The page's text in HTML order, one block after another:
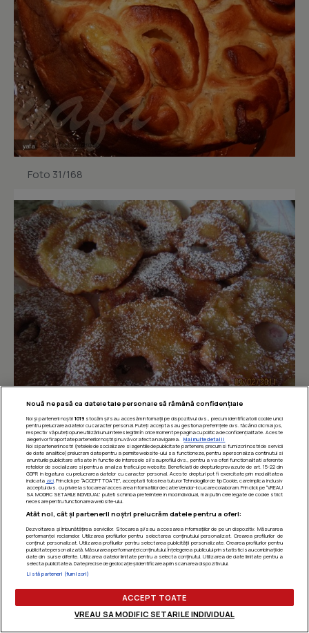
Foto 31/168
Foto 32/168
Nouă ne pasă ca datele tale personale să rămână confidențiale
Noi și partenerii noștri 1019stocăm și/sau accesăm informații pe dispozitivul dvs., precum identificatorii cookie unici
pentru prelucrarea datelor cu caracter personal. Puteți accepta sau gestiona preferințele dvs. făcând clic mai jos,
respectiv vă puteți opune utilizării unui interes legitim în orice moment pe pagina cu politica de confidențialitate. Aceste
alegeri vor fi raportate partenerilor noștri și nu vă vor afecta navigarea.
Mai multe detalii
Noi si partenerii nostri (retelele de socializare si agentiile de publicitate partenere, precum si furnizorii nostri de servicii
de date analitice) prelucram date pentru a permite website-ului sa functioneze, pentru a personaliza continutul si
anunturile publicitare afisate in functie de interesele si/sau profilul dvs., pentru a va oferi functionalitati aferente
retelelor de socializare si pentru a analiza traficul pe website. Beneficiati de drepturile prevazute de art. 15-22 din
GDPR in legatura cu prelucrarea datelor cu caracter personal. Aceste drepturi pot fi exercitate prin modalitatea
indicata aici. Prin click pe “ACCEPT TOATE”, acceptati folosirea tuturor Tehnologiilor de tip Cookie, care implica inclusiv
acceptul dvs. cu privire la stocarea/accesarea informatiilor de catre Vendor-ii cu care colaboram. Prin click pe “VREAU
SA MODIFIC SETARILE INDIVIDUAL” puteti schimba preferintele in mod individual, mai putin cele legate de cookie strict
necesare pentru functionarea website-ului.
Atât noi, cât și partenerii noștri prelucrăm datele pentru a oferi:
Dezvoltarea și îmbunătățirea serviciilor. Stocarea și/sau accesarea informațiilor de pe un dispozitiv. Măsurarea
performanței reclamelor. Utilizarea profilurilor pentru selectarea conținutului personalizat. Crearea profilurilor de
conținut personalizat. Utilizarea profilurilor pentru selectarea publicității personalizate. Crearea profilurilor pentru
publicitate personalizată. Măsurarea performanței conținutului. Înțelegerea publicului prin statistici sau combinații de
date din surse diferite. Utilizarea datelor limitate pentru a selecta conținutul. Utilizarea de date limitate pentru a
selecta publicitatea. Date precise de geolocație și identificarea prin scanarea dispozitivului.
Listă parteneri (furnizori)
ACCEPT TOATE
VREAU SA MODIFIC SETARILE INDIVIDUAL